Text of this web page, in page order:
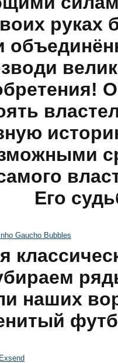
руках
Его
Gaucho Bubbles
наших